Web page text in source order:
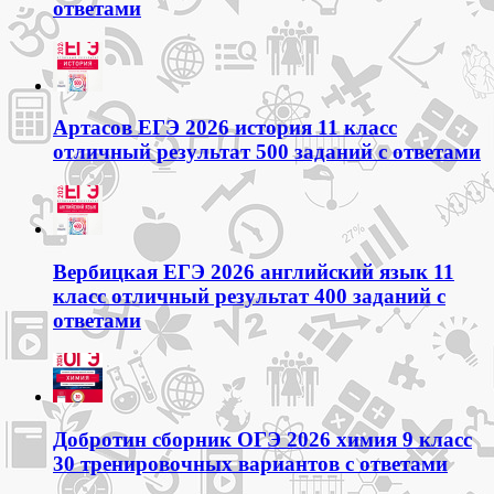
ответами
Артасов ЕГЭ 2026 история 11 класс
отличный результат 500 заданий с ответами
Вербицкая ЕГЭ 2026 английский язык 11
класс отличный результат 400 заданий с
ответами
Добротин сборник ОГЭ 2026 химия 9 класс
30 тренировочных вариантов с ответами